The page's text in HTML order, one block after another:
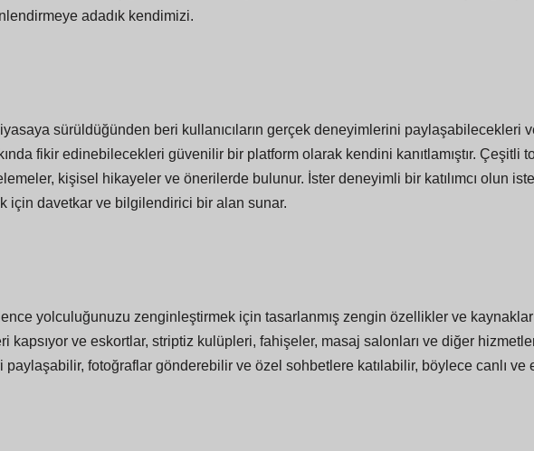
adadık kendimizi.
sürüldüğünden beri kullanıcıların gerçek deneyimlerini paylaşabilecekleri
fikir edinebilecekleri güvenilir bir platform olarak kendini kanıtlamıştır. Çeşitli
kişisel hikayeler ve önerilerde bulunur. İster deneyimli bir katılımcı olun
için davetkar ve bilgilendirici bir alan sunar.
yolculuğunuzu zenginleştirmek için tasarlanmış zengin özellikler ve kaynaklar
kapsıyor ve eskortlar, striptiz kulüpleri, fahişeler, masaj salonları ve diğer
paylaşabilir, fotoğraflar gönderebilir ve özel sohbetlere katılabilir, böylece canlı ve